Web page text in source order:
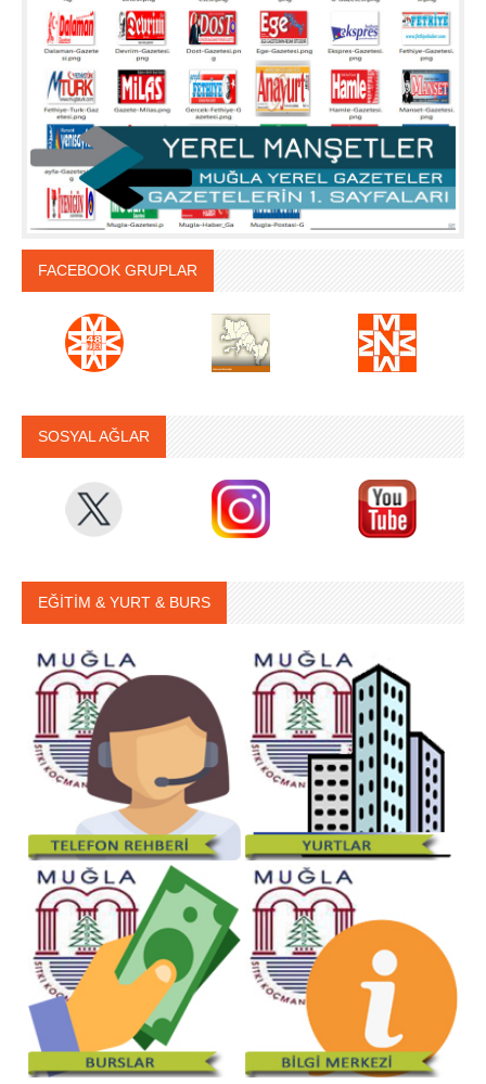
FACEBOOK GRUPLAR
SOSYAL AĞLAR
EĞİTİM & YURT & BURS